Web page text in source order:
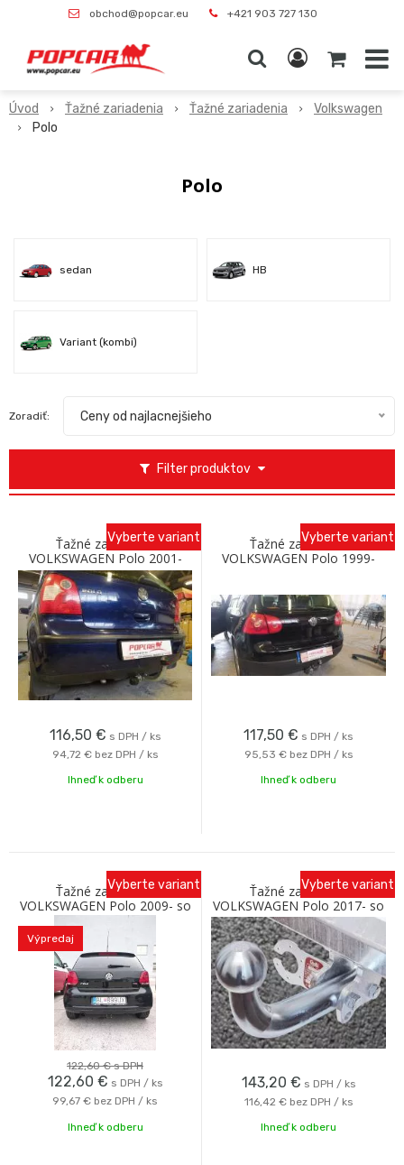
obchod@popcar.eu +421 903 727 130
Úvod Ťažné zariadenia Ťažné zariadenia
Volkswagen
Polo
Polo
sedan HB
Variant (kombi)
Filter produktov
Zoradiť: Ceny od najlacnejšieho
Ťažné zariadenie
VOLKSWAGEN Polo 2001-
2009 so skrutkovým
odnímaním A Galia
116,50 € s DPH / ks
94,72 € bez DPH / ks
Vyberte variant
Ihneď k odberu
Ťažné zariadenie
VOLKSWAGEN Polo 1999-
117,50 € s DPH / ks
95,53 € bez DPH / ks
Vyberte variant
Ihneď k odberu
Ťažné zariadenie
VOLKSWAGEN Polo 2009- so
skrutkovým odnímaním A
Galia
Výpredaj
122,60 €s DPH
122,60 € s DPH / ks
99,67 € bez DPH / ks
Vyberte variant
Ihneď k odberu
Ťažné zariadenie
VOLKSWAGEN Polo 2017- so
skrutkovým odnímaním A
Galia
143,20 € s DPH / ks
116,42 € bez DPH / ks
Vyberte variant
Ihneď k odberu